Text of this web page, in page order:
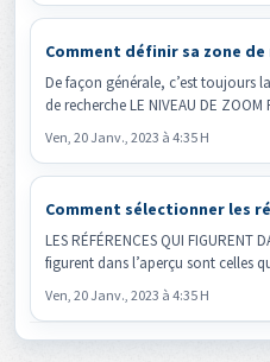
Comment définir sa zone de
De façon générale, c’est toujours
de recherche LE NIVEAU DE ZOOM
Ven, 20 Janv., 2023 à 4:35 H
Comment sélectionner les
LES RÉFÉRENCES QUI FIGURENT
figurent dans l’aperçu sont celles
Ven, 20 Janv., 2023 à 4:35 H